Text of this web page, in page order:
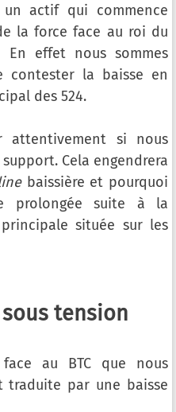
actif qui commence
la force face au roi du
En effet nous sommes
contester la baisse en
des 524.
attentivement si nous
Cela engendrera
baissière et pourquoi
prolongée suite à la
située sur les
tension
face au BTC que nous
traduite par une baisse